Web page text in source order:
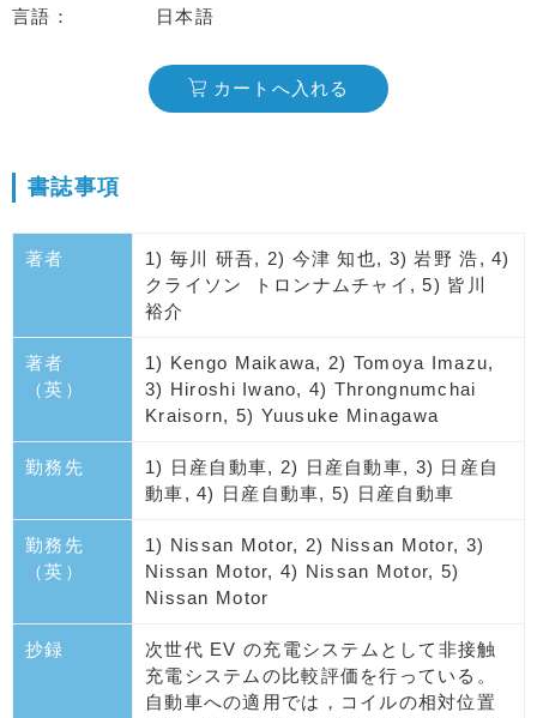
言語
日本語
カートへ入れる
書誌事項
著者
1) 毎川 研吾, 2) 今津 知也, 3) 岩野 浩, 4)
クライソン トロンナムチャイ, 5) 皆川
裕介
著者
（英）
1) Kengo Maikawa, 2) Tomoya Imazu,
3) Hiroshi Iwano, 4) Throngnumchai
Kraisorn, 5) Yuusuke Minagawa
勤務先
1) 日産自動車, 2) 日産自動車, 3) 日産自
動車, 4) 日産自動車, 5) 日産自動車
勤務先
（英）
1) Nissan Motor, 2) Nissan Motor, 3)
Nissan Motor, 4) Nissan Motor, 5)
Nissan Motor
抄録
次世代 EV の充電システムとして非接触
充電システムの比較評価を行っている。
自動車への適用では，コイルの相対位置